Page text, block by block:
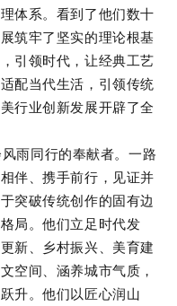
体系。看到了他们数十
筑牢了坚实的理论根基
引领时代，让经典工艺
配当代生活，引领传统
行业创新发展开辟了全
雨同行的奉献者。一路
伴、携手前行，见证并
突破传统创作的固有边
局。他们立足时代发
新、乡村振兴、美育建
空间、涵养城市气质，
升。他们以匠心润山